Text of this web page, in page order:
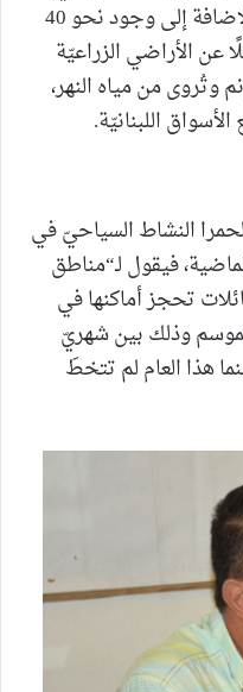
تعتبر العامل الأوّل لهذا الجذب، بالإضافة إلى وجود نحو 40
الأراضي الزراعيّة
مساحتها قرابة 1500 دونم وتُروى من مياه النهر،
اللبنانيّة.
النشاط السياحيّ في
فيقول لـ“مناطق
تحجز أماكنها في
وذلك بين شهريّ
هذا العام لم تتخطَ